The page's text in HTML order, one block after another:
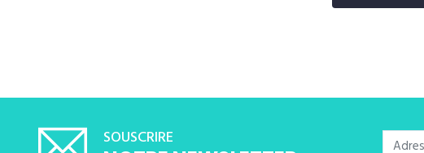
SOUSCRIRE